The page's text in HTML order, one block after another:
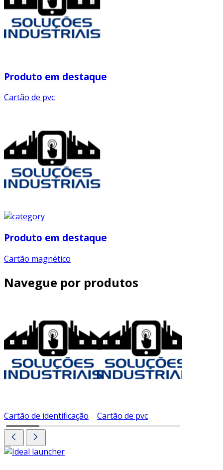
Produto em destaque
Cartão de pvc
Produto em destaque
Cartão magnético
Navegue por produtos
Cartão de identificação Cartão de pvc